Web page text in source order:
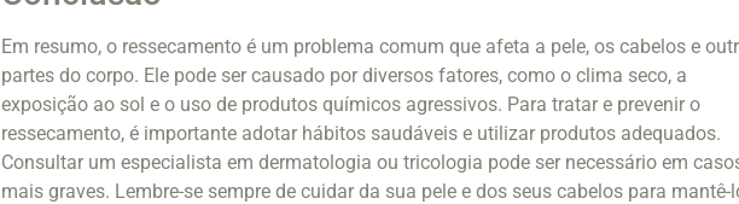
Em resumo, o ressecamento é um problema comum que afeta a pele, os cabelos e
partes do corpo. Ele pode ser causado por diversos fatores, como o clima seco, a
exposição ao sol e o uso de produtos químicos agressivos. Para tratar e prevenir o
ressecamento, é importante adotar hábitos saudáveis e utilizar produtos adequados.
Consultar um especialista em dermatologia ou tricologia pode ser necessário em
mais graves. Lembre-se sempre de cuidar da sua pele e dos seus cabelos para mantê-